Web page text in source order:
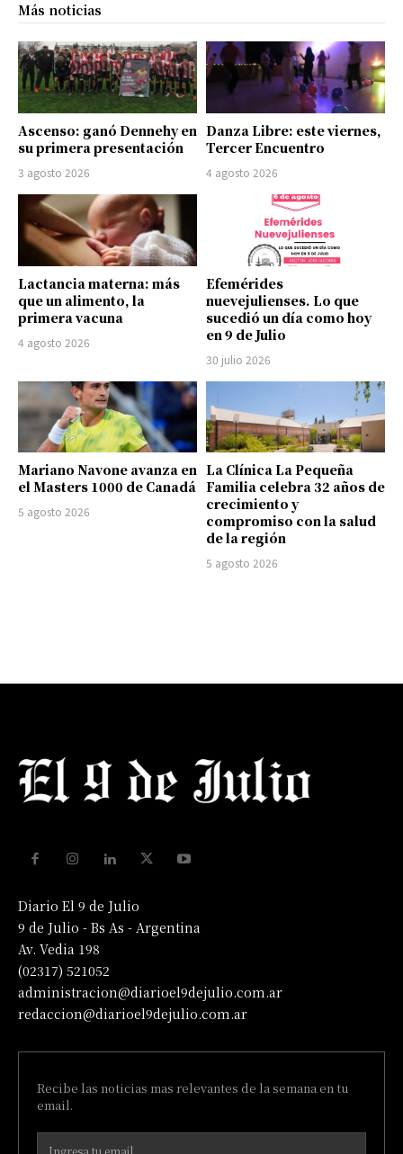
Más noticias
Ascenso: ganó Dennehy en
su primera presentación
3 agosto 2026
Danza Libre: este viernes,
Tercer Encuentro
4 agosto 2026
Lactancia materna: más
que un alimento, la
primera vacuna
4 agosto 2026
Efemérides
nuevejulienses. Lo que
sucedió un día como hoy
en 9 de Julio
30 julio 2026
Mariano Navone avanza en
el Masters 1000 de Canadá
5 agosto 2026
La Clínica La Pequeña
Familia celebra 32 años de
crecimiento y
compromiso con la salud
de la región
5 agosto 2026
Diario El 9 de Julio
9 de Julio - Bs As - Argentina
Av. Vedia 198
(02317) 521052
administracion@diarioel9dejulio.com.ar
redaccion@diarioel9dejulio.com.ar
Recibe las noticias mas relevantes de la semana en tu
email.